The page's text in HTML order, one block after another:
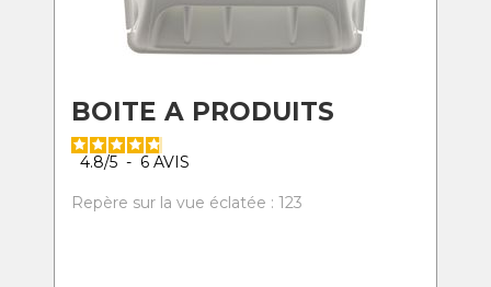
BOITE A PRODUITS
4.8/5 - 6 AVIS
Repère sur la vue éclatée : 123